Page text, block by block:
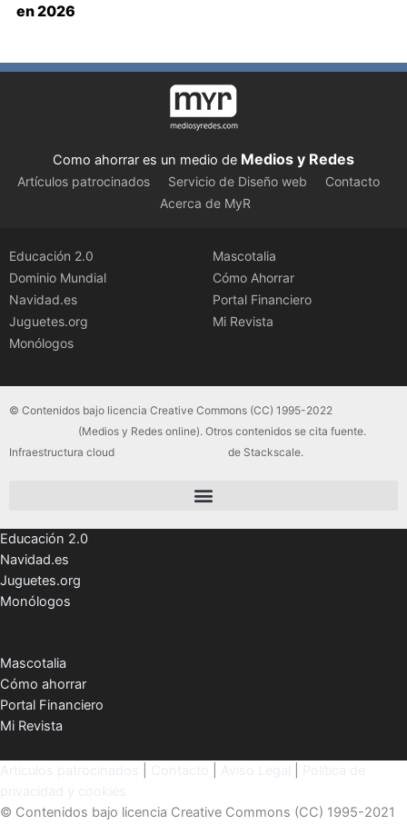
en 2026
Como ahorrar es un medio de Medios y Redes
Artículos patrocinados Servicio de Diseño web
Contacto
Acerca de MyR
Educación 2.0
Dominio Mundial
Navidad.es
Juguetes.org
Monólogos
Mascotalia
Cómo Ahorrar
Portal Financiero
Mi Revista
© Contenidos bajo licencia Creative Commons (CC) 1995-2022
(Medios y Redes online). Otros contenidos se cita fuente.
Infraestructura cloud
de Stackscale.
Educación 2.0
Navidad.es
Juguetes.org
Monólogos
Mascotalia
Cómo ahorrar
Portal Financiero
Mi Revista
© Contenidos bajo licencia Creative Commons (CC) 1995-2021